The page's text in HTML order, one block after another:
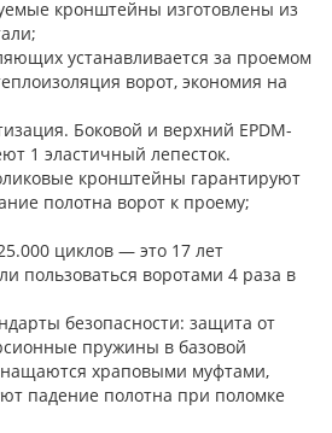
кронштейны изготовлены из
устанавливается за проемом
ворот, экономия на
Боковой и верхний EPDM-
1 эластичный лепесток.
кронштейны гарантируют
полотна ворот к проему;
циклов — это 17 лет
пользоваться воротами 4 раза в
безопасности: защита от
пружины в базовой
храповыми муфтами,
падение полотна при поломке